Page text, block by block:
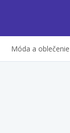
Móda a oblečenie